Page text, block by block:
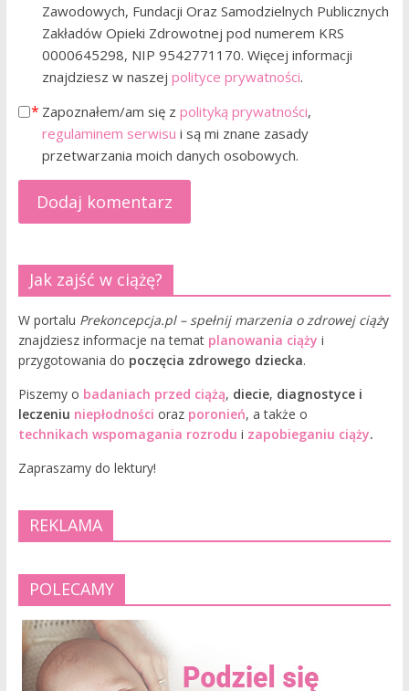
Zawodowych, Fundacji Oraz Samodzielnych Publicznych
Zakładów Opieki Zdrowotnej pod numerem KRS
0000645298, NIP 9542771170. Więcej informacji
znajdziesz w naszej polityce prywatności.
Zapoznałem/am się z polityką prywatności,
regulaminem serwisu i są mi znane zasady
przetwarzania moich danych osobowych.
Jak zajść w ciążę?
W portalu Prekoncepcja.pl – spełnij marzenia o zdrowej ciąży
znajdziesz informacje na temat planowania ciąży i
przygotowania do poczęcia zdrowego dziecka.
Piszemy o badaniach przed ciążą, diecie, diagnostyce i
leczeniu niepłodności oraz poronień, a także o
technikach wspomagania rozrodu i zapobieganiu ciąży.
Zapraszamy do lektury!
REKLAMA
POLECAMY